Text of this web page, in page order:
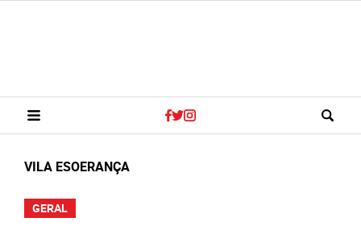
VILA ESOERANÇA
GERAL